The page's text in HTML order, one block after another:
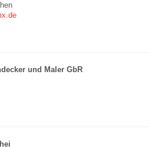
und Maler GbR